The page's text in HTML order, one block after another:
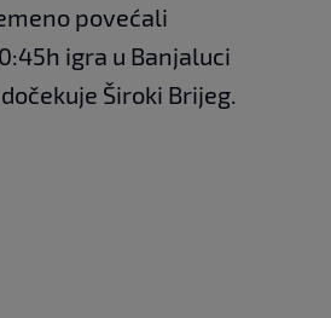
povećali
igra u Banjaluci
Široki Brijeg.